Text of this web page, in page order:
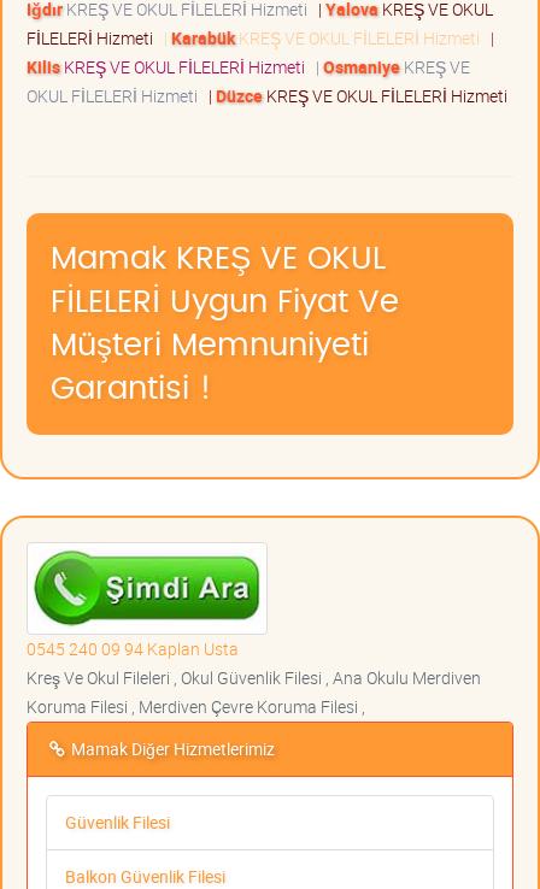
IğdırKREŞ VE OKUL FİLELERİ Hizmeti | Yalova KREŞ VE OKUL
FİLELERİ Hizmeti | KarabükKREŞ VE OKUL FİLELERİ Hizmeti |
KilisKREŞ VE OKUL FİLELERİ Hizmeti | OsmaniyeKREŞ VE
OKUL FİLELERİ Hizmeti | DüzceKREŞ VE OKUL FİLELERİ Hizmeti
Mamak KREŞ VE OKUL
FİLELERİ Uygun Fiyat Ve
Müşteri Memnuniyeti
Garantisi !
0545 240 09 94 Kaplan Usta
Kreş Ve Okul Fileleri , Okul Güvenlik Filesi , Ana Okulu Merdiven
Koruma Filesi , Merdiven Çevre Koruma Filesi ,
Mamak Diğer Hizmetlerimiz
Güvenlik Filesi
Balkon Güvenlik Filesi